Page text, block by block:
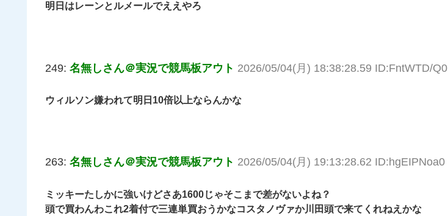
明日はレーンとルメールでええやろ
249: 名無しさん＠実況で競馬板アウト 2026/05/04(月) 18:38:28.59 ID:FntWTD/Q0
ウィルソン嫌われて明日10倍以上ならんかな
263: 名無しさん＠実況で競馬板アウト 2026/05/04(月) 19:13:28.62 ID:hgEIPNoa0
ミッキーたしかに強いけどさあ1600じゃそこまで差がないよね？
頭で買わんわこれ2着付で三連単買おうかなコスタノヴァか川田頭で来てくれねえかな